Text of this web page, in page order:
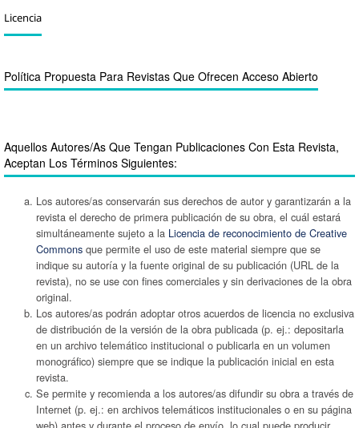
Licencia
Política Propuesta Para Revistas Que Ofrecen Acceso Abierto
Aquellos Autores/as Que Tengan Publicaciones Con Esta Revista,
Aceptan Los Términos Siguientes:
Los autores/as conservarán sus derechos de autor y garantizarán a la
revista el derecho de primera publicación de su obra, el cuál estará
simultáneamente sujeto a la Licencia de reconocimiento de Creative
Commonsque permite el uso de este material siempre que se
indique su autoría y la fuente original de su publicación (URL de la
revista), no se use con fines comerciales y sin derivaciones de la obra
original.
Los autores/as podrán adoptar otros acuerdos de licencia no exclusiva
de distribución de la versión de la obra publicada (p. ej.: depositarla
en un archivo telemático institucional o publicarla en un volumen
monográfico) siempre que se indique la publicación inicial en esta
revista.
Se permite y recomienda a los autores/as difundir su obra a través de
Internet (p. ej.: en archivos telemáticos institucionales o en su página